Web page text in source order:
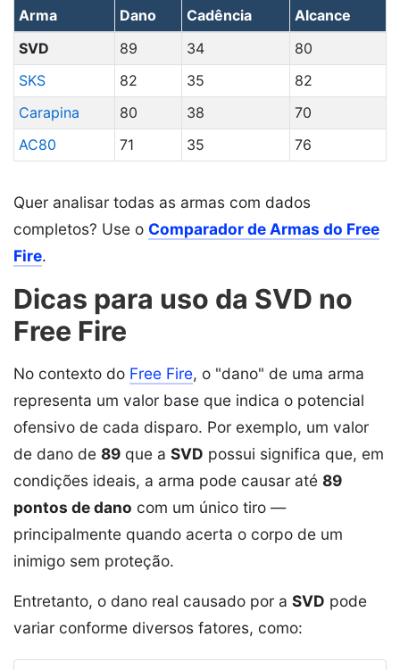
Arma Dano Cadência
Alcance
SVD
89 34
80
SKS
82 35
82
Carapina
80 38
70
AC80
71 35 76
Quer analisar todas as armas com dados
completos? Use o Comparador de Armas do Free
Fire.
Dicas para uso da SVD no
Free Fire
No contexto do Free Fire, o "dano" de uma arma
representa um valor base que indica o potencial
ofensivo de cada disparo. Por exemplo, um valor
de dano de 89 que a SVD possui significa que, em
condições ideais, a arma pode causar até 89
pontos de dano com um único tiro —
principalmente quando acerta o corpo de um
inimigo sem proteção.
Entretanto, o dano real causado por a SVD pode
variar conforme diversos fatores, como: